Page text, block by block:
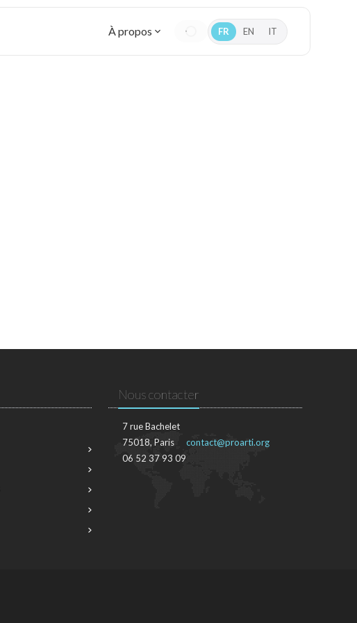
À propos FR EN IT
Nous contacter
7 rue Bachelet
75018, Paris
06 52 37 93 09
contact@proarti.org